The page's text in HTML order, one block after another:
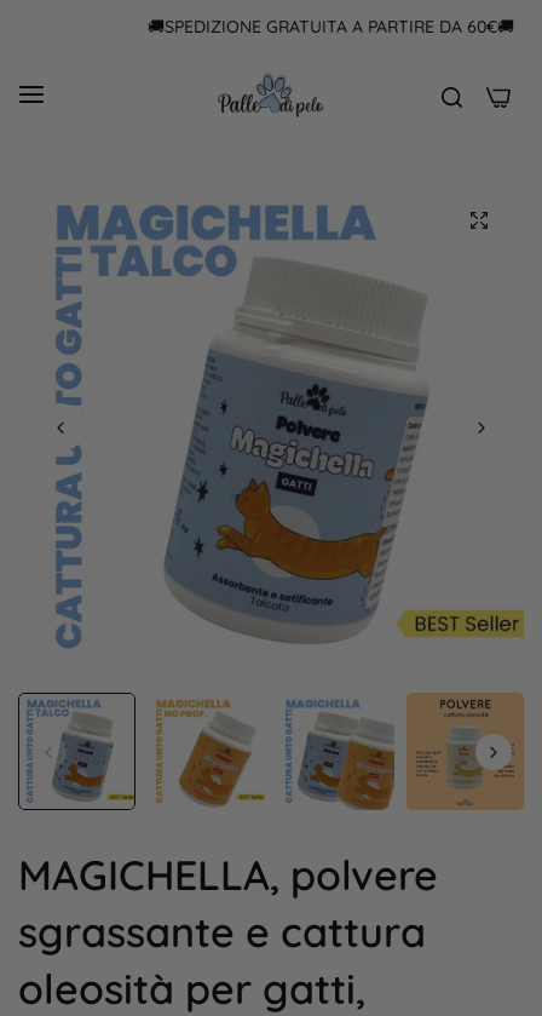
🚚SPEDIZIONE GRATUITA A PARTIRE DA 60€🚚
0
MAGICHELLA, polvere
sgrassante e cattura
oleosità per gatti,